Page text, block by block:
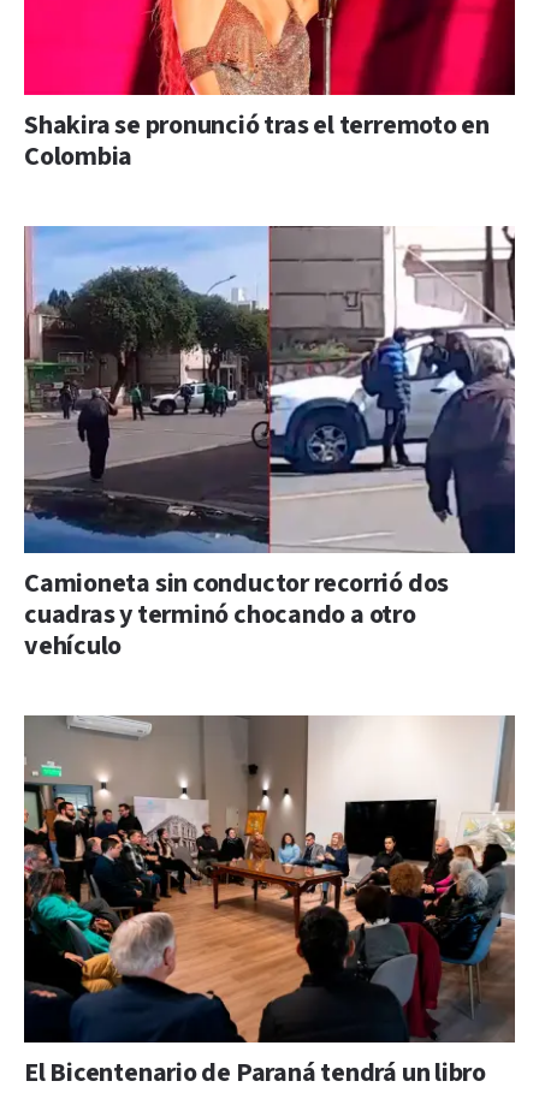
Shakira se pronunció tras el terremoto en
Colombia
Camioneta sin conductor recorrió dos
cuadras y terminó chocando a otro
vehículo
El Bicentenario de Paraná tendrá un libro